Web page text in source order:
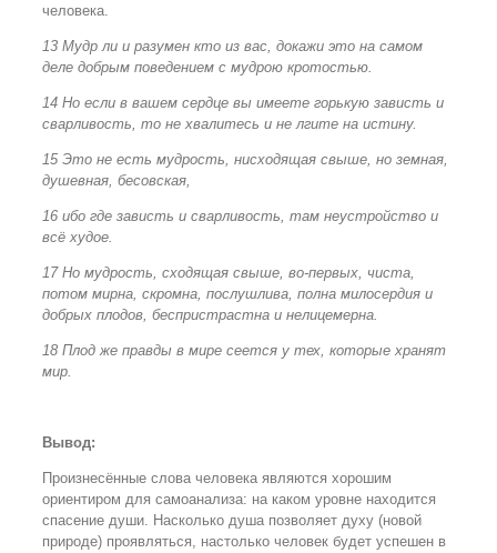
человека.
13 Мудр ли и разумен кто из вас, докажи это на самом
деле добрым поведением с мудрою кротостью.
14 Но если в вашем сердце вы имеете горькую зависть и
сварливость, то не хвалитесь и не лгите на истину.
15 Это не есть мудрость, нисходящая свыше, но земная,
душевная, бесовская,
16 ибо где зависть и сварливость, там неустройство и
всё худое.
17 Но мудрость, сходящая свыше, во-первых, чиста,
потом мирна, скромна, послушлива, полна милосердия и
добрых плодов, беспристрастна и нелицемерна.
18 Плод же правды в мире сеется у тех, которые хранят
мир.
Вывод:
Произнесённые слова человека являются хорошим
ориентиром для самоанализа: на каком уровне находится
спасение души. Насколько душа позволяет духу (новой
природе) проявляться, настолько человек будет успешен в